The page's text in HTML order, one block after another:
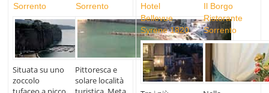
Sorrento
Situata su uno
zoccolo
Sorrento
Pittoresca e
solare località
Hotel
Bellevue
Syrene 1820
Il Borgo
Ristorante
Sorrento